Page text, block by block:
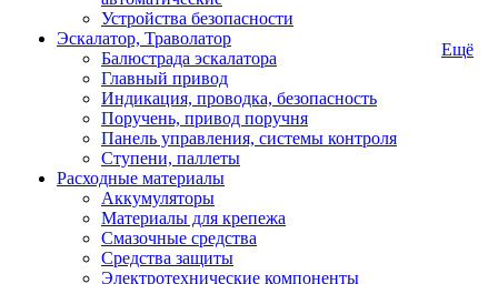
Устройства безопасности
Эскалатор, Траволатор
Балюстрада эскалатора
Главный привод
Индикация, проводка, безопасность
Поручень, привод поручня
Панель управления, системы контроля
Ступени, паллеты
Расходные материалы
Аккумуляторы
Материалы для крепежа
Смазочные средства
Средства защиты
Электротехнические компоненты
Ещё